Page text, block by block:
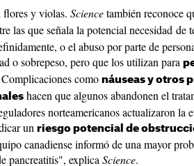
flores y violas. Sciencetambién reconoce
las que señala la potencial necesidad de
o el abuso por parte de
o sobrepeso, pero que los utilizan para
Complicaciones como náuseas y otros
hacen que algunos abandonen el
norteamericanos actualizaron la
un riesgo potencial de
canadiense informó de una mayor
pancreatitis", explica Science.